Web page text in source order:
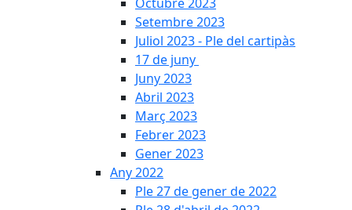
Setembre 2023
Juliol 2023 - Ple del cartipàs
17 de juny
Juny 2023
Abril 2023
Març 2023
Febrer 2023
Gener 2023
Any 2022
Ple 27 de gener de 2022